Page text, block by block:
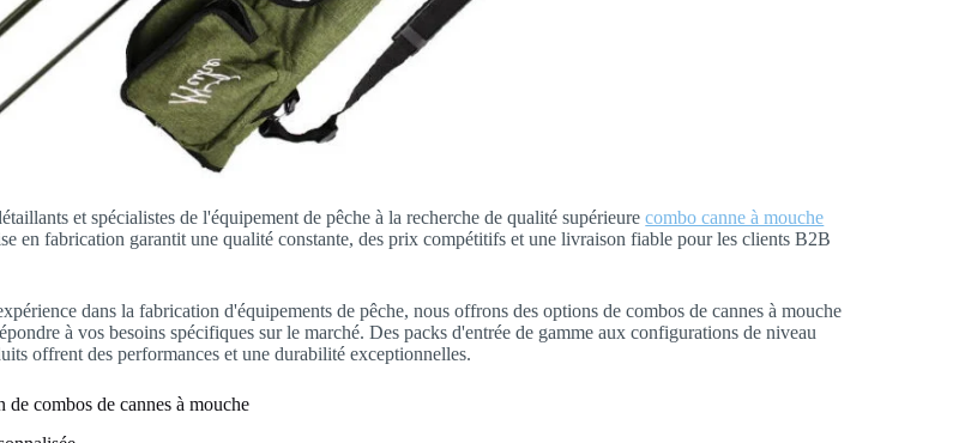
et spécialistes de l'équipement de pêche à la recherche de qualité supérieurecombo canne à mouche
en fabrication garantit une qualité constante, des prix compétitifs et une livraison fiable pour les clients B2B
dans la fabrication d'équipements de pêche, nous offrons des options de combos de cannes à mouche
à vos besoins spécifiques sur le marché. Des packs d'entrée de gamme aux configurations de niveau
offrent des performances et une durabilité exceptionnelles.
de combos de cannes à mouche